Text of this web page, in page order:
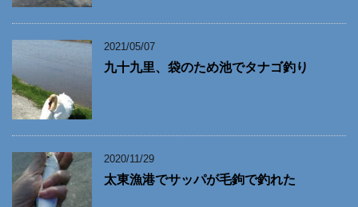
2021/05/07
九十九里、袋のため池でタナゴ釣り
2020/11/29
太東漁港でサッパが毛鉤で釣れた